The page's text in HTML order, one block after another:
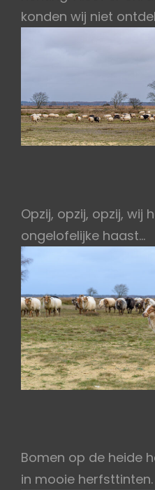
konden wij niet
Opzij, opzij, opzij, wij
ongelofelijke haast…
Bomen op de heide
in mooie herfsttinten.